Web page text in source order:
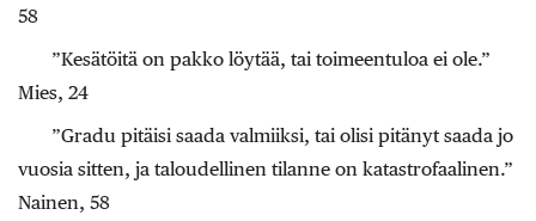
58
”Kesätöitä on pakko löytää, tai toimeentuloa ei ole.”
Mies, 24
”Gradu pitäisi saada valmiiksi, tai olisi pitänyt saada jo
vuosia sitten, ja taloudellinen tilanne on katastrofaalinen.”
Nainen, 58